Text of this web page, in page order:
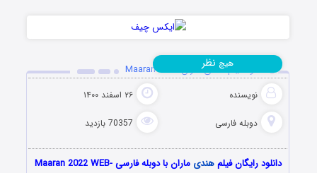
دانلود فیلم هندی ماران Maaran 2022
نویسنده ۲۶ اسفند ۱۴۰۰
دوبله فارسی 70357 بازدید
هیچ نظر
دانلود رایگان فیلمهندی
ماران با دوبله فارسی Maaran 2022 WEB-